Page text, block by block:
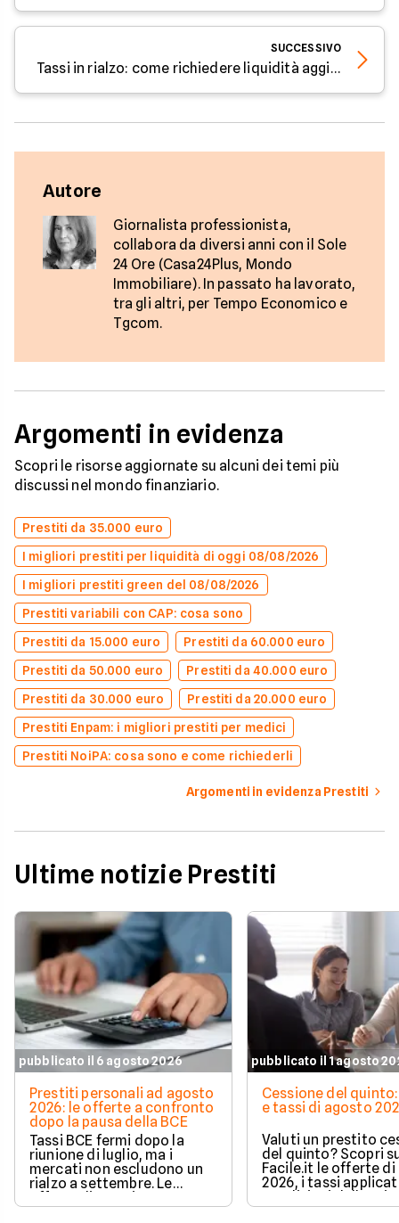
SUCCESSIVO
Tassi in rialzo: come richiedere liquidità aggiuntiva
Autore
Giornalista professionista,
collabora da diversi anni con il Sole
24 Ore (Casa24Plus, Mondo
Immobiliare). In passato ha lavorato,
tra gli altri, per Tempo Economico e
Tgcom.
Argomenti in evidenza
Scopri le risorse aggiornate su alcuni dei temi più
discussi nel mondo finanziario.
Prestiti da 35.000 euro
I migliori prestiti per liquidità di oggi 08/08/2026
I migliori prestiti green del 08/08/2026
Prestiti variabili con CAP: cosa sono
Prestiti da 15.000 euro
Prestiti da 60.000 euro
Prestiti da 50.000 euro
Prestiti da 40.000 euro
Prestiti da 30.000 euro
Prestiti da 20.000 euro
Prestiti Enpam: i migliori prestiti per medici
Prestiti NoiPA: cosa sono e come richiederli
Argomenti in evidenza Prestiti
Ultime notizie Prestiti
pubblicato il 6 agosto 2026
Prestiti personali ad agosto
2026: le offerte a confronto
dopo la pausa della BCE
Tassi BCE fermi dopo la
riunione di luglio, ma i
mercati non escludono un
rialzo a settembre. Le
personale di agosto 2026 su
pubblicato il 1 agosto
Cessione del
e tassi di agosto
Valuti un prestito
del quinto? Scopri
Facile.it le offerte
2026, i tassi
soluzioni disponibili.